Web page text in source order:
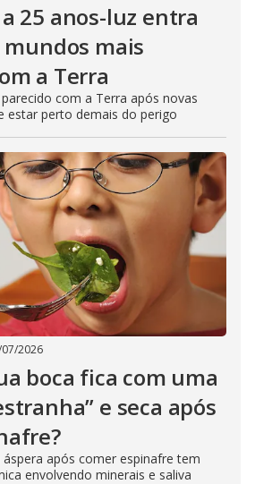
25 anos-luz entra
mais
a Terra
com a Terra após novas
estar perto demais do perigo
2026
boca fica com uma
e seca após
após comer espinafre tem
envolvendo minerais e saliva